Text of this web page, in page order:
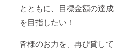
とともに、目標金額の達成
を目指したい！
皆様のお力を、再び貸して